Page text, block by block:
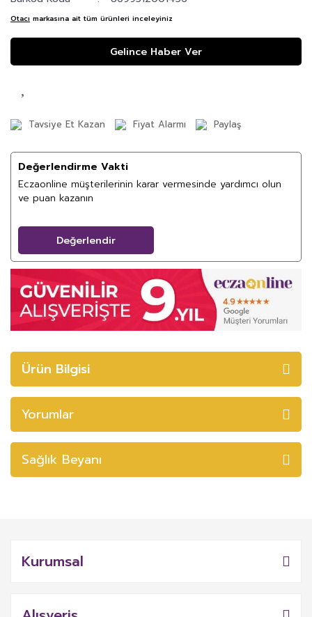
Otacı markasına ait tüm ürünleri inceleyiniz
Gelince Haber Ver
Tavsiye Et Kazan Fiyat Alarmı Paylaş
Değerlendirme Vakti
Eczaonline müşterilerinin karar vermesinde yardımcı olun
ve puan kazanın
Değerlendir
Ürün Bilgisi
Yorumlar
Sağlık Beyanı
Kurumsal